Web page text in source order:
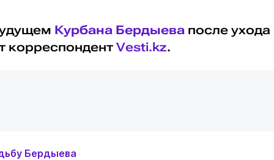
Курбана Бердыева после ухода
корреспондент Vesti.kz.
Бердыева